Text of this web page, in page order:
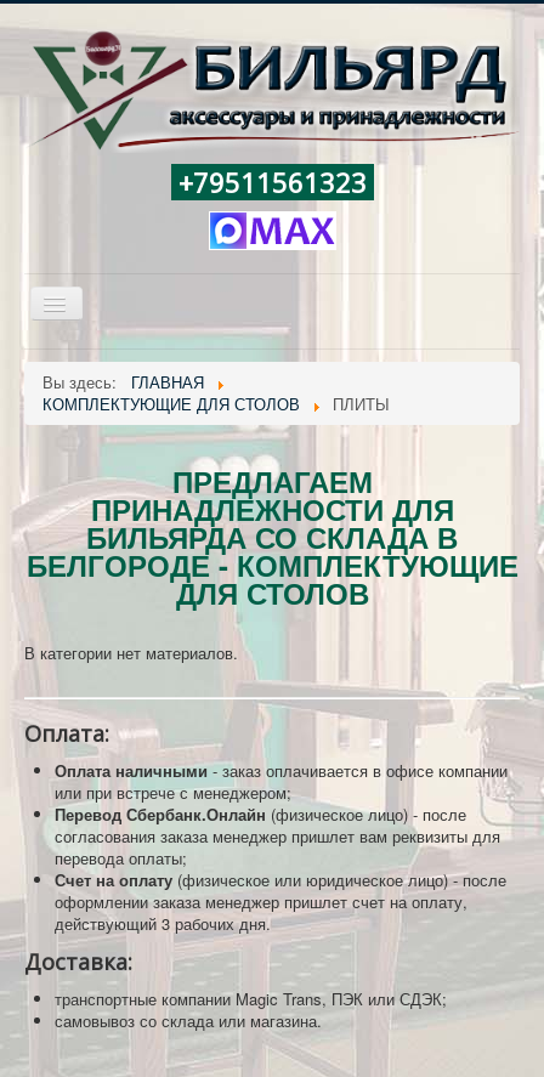
+79511561323
Включить/
выключить
навигацию
ГЛАВНАЯ
БИЛЬЯРДНЫЕ ПРИНАДЛЕЖНОСТИ
БИЛЬЯРДНЫЕ СТОЛЫ
НОВОСТИ
СКЛАД
КОНТАКТЫ
Вы здесь:
ГЛАВНАЯ
КОМПЛЕКТУЮЩИЕ ДЛЯ СТОЛОВ
ПЛИТЫ
ПРЕДЛАГАЕМ
ПРИНАДЛЕЖНОСТИ ДЛЯ
БИЛЬЯРДА СО СКЛАДА В
БЕЛГОРОДЕ - КОМПЛЕКТУЮЩИЕ
ДЛЯ СТОЛОВ
В категории нет материалов.
Оплата:
Оплата наличными- заказ оплачивается в офисе компании
или при встрече с менеджером;
Перевод Сбербанк.Онлайн (физическое лицо) - после
согласования заказа менеджер пришлет вам реквизиты для
перевода оплаты;
Счет на оплату (физическое или юридическое лицо) - после
оформлении заказа менеджер пришлет счет на оплату,
действующий 3 рабочих дня.
Доставка:
транспортные компании Magic Trans, ПЭК или СДЭК;
самовывоз со склада или магазина.